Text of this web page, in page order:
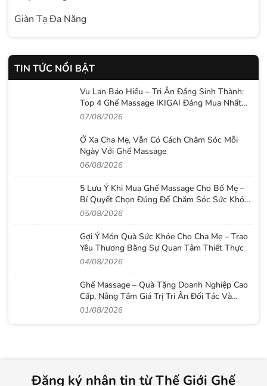
Giàn Tạ Đa Năng
TIN TỨC NỔI BẬT
Vu Lan Báo Hiếu – Tri Ân Đấng Sinh Thành:
Top 4 Ghế Massage IKIGAI Đáng Mua Nhất
2026
07/08/2026
Ở Xa Cha Mẹ, Vẫn Có Cách Chăm Sóc Mỗi
Ngày Với Ghế Massage
06/08/2026
5 Lưu Ý Khi Mua Ghế Massage Cho Bố Mẹ –
Bí Quyết Chọn Đúng Để Chăm Sóc Sức Khỏe
Lâu Dài
05/08/2026
Gợi Ý Món Quà Sức Khỏe Cho Cha Mẹ – Trao
Yêu Thương Bằng Sự Quan Tâm Thiết Thực
04/08/2026
Ghế Massage – Quà Tặng Doanh Nghiệp Cao
Cấp, Nâng Tầm Giá Trị Tri Ân Đối Tác Và
Nhân Viên
01/08/2026
Đăng ký nhận tin từ Thế Giới Ghế